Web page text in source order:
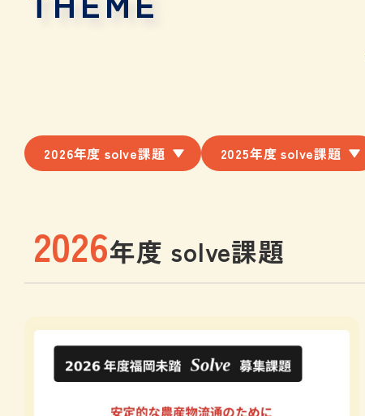
2026年度 solve課題 2025年度 solve課題
2026年度 solve課題